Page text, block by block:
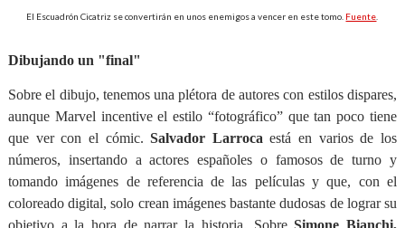
El Escuadrón Cicatriz se convertirán en unos enemigos a vencer en este tomo. Fuente
Dibujando un "final"
Sobre el dibujo, tenemos una plétora de autores con estilos dispares,
aunque Marvel incentive el estilo “fotográfico” que tan poco tiene
que ver con el cómic.Salvador Larroca está en varios de los
números, insertando a actores españoles o famosos de turno y
tomando imágenes de referencia de las películas y que, con el
coloreado digital, solo crean imágenes bastante dudosas de lograr su
objetivo a la hora de narrar la historia. SobreSimone Bianchi,